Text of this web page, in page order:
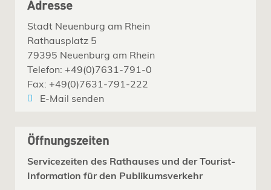
Adresse
Stadt Neuenburg am Rhein
Rathausplatz 5
79395 Neuenburg am Rhein
Telefon: +49(0)7631-791-0
Fax: +49(0)7631-791-222
E-Mail senden
Öffnungszeiten
Servicezeiten des Rathauses und der Tourist-
Information für den Publikumsverkehr